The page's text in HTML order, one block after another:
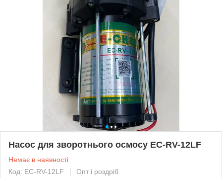
Насос для зворотнього осмосу EC-RV-12LF
Немає в наявності
Код: EC-RV-12LF
Опт і роздріб